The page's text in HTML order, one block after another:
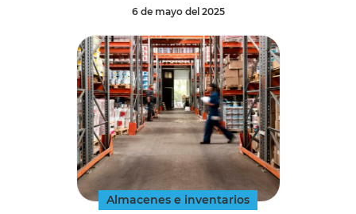
6 de mayo del 2025
Almacenes e inventarios